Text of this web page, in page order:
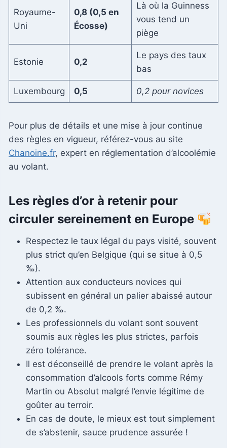
Royaume-
Uni
0,8 (0,5 en
Écosse)
Là où la Guinness
vous tend un
piège
Estonie 0,2
Le pays des taux
bas
Luxembourg 0,5 0,2 pour novices
Pour plus de détails et une mise à jour continue
des règles en vigueur, référez-vous au site
Chanoine.fr, expert en réglementation d’alcoolémie
au volant.
Les règles d’or à retenir pour
circuler sereinement en Europe
Respectez le taux légal du pays visité, souvent
plus strict qu’en Belgique (qui se situe à 0,5
‰).
Attention aux conducteurs novices qui
subissent en général un palier abaissé autour
de 0,2 ‰.
Les professionnels du volant sont souvent
soumis aux règles les plus strictes, parfois
zéro tolérance.
Il est déconseillé de prendre le volant après la
consommation d’alcools forts comme Rémy
Martin ou Absolut malgré l’envie légitime de
goûter au terroir.
En cas de doute, le mieux est tout simplement
de s’abstenir, sauce prudence assurée !